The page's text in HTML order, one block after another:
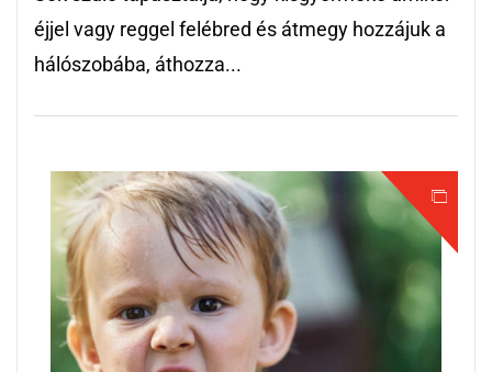
éjjel vagy reggel felébred és átmegy hozzájuk a
hálószobába, áthozza...